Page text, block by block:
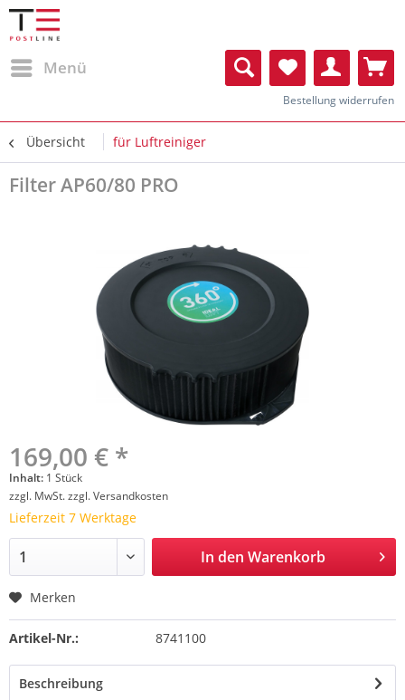
Menü
Bestellung widerrufen
Übersicht für Luftreiniger
Filter AP60/80 PRO
169,00 € *
Inhalt: 1 Stück
zzgl. MwSt.zzgl. Versandkosten
Lieferzeit 7 Werktage
In den Warenkorb
Merken
Artikel-Nr.: 8741100
Beschreibung